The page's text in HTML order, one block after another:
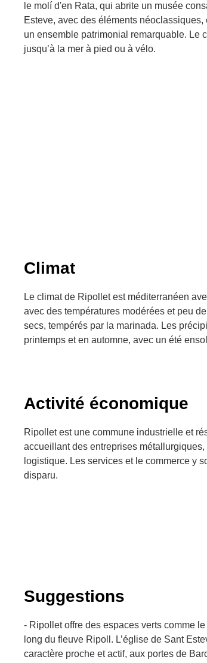
le molí d'en Rata, qui abrite un musée
Esteve, avec des éléments
un ensemble patrimonial remarquable. Le
jusqu’à la mer à pied ou à vélo.
Climat
Le climat de Ripollet est méditerranéen
avec des températures modérées et peu
secs, tempérés par la marinada. Les
printemps et en automne, avec un été
Activité économique
Ripollet est une commune industrielle et
accueillant des entreprises
logistique. Les services et le commerce y
disparu.
Suggestions
- Ripollet offre des espaces verts comme le
long du fleuve Ripoll. L’église de Sant
caractère proche et actif, aux portes de